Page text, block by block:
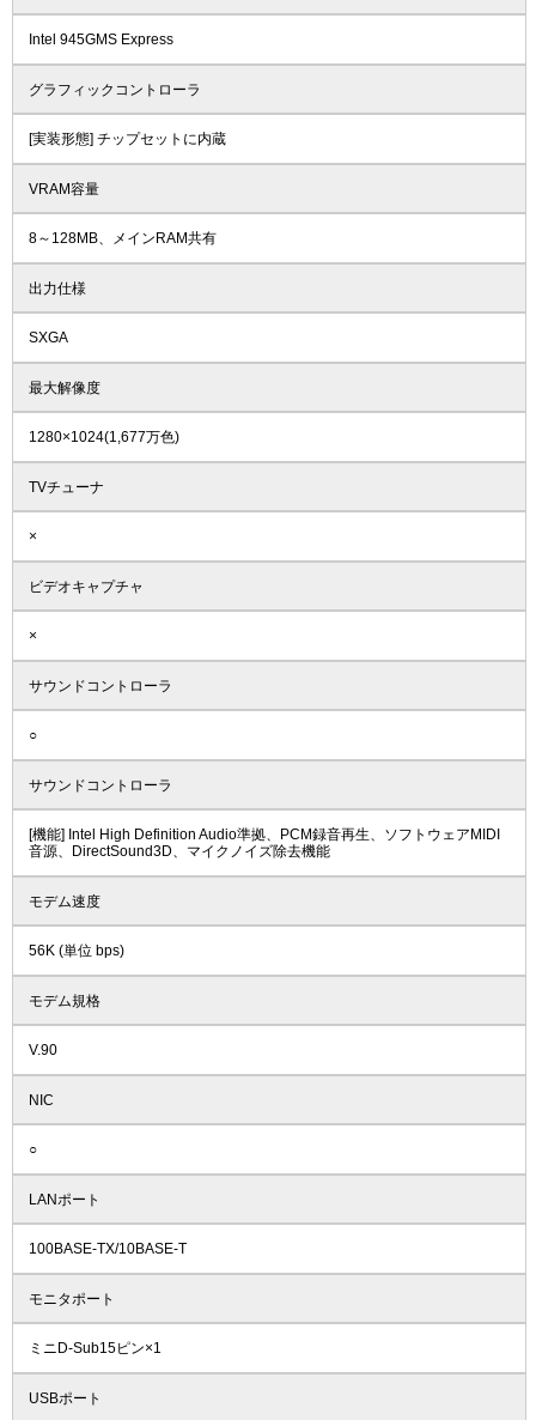
Intel 945GMS Express
グラフィックコントローラ
[実装形態] チップセットに内蔵
VRAM容量
8～128MB、メインRAM共有
出力仕様
SXGA
最大解像度
1280×1024(1,677万色)
TVチューナ
×
ビデオキャプチャ
×
サウンドコントローラ
○
サウンドコントローラ
[機能] Intel High Definition Audio準拠、PCM録音再生、ソフトウェアMIDI
音源、DirectSound3D、マイクノイズ除去機能
モデム速度
56K (単位 bps)
モデム規格
V.90
NIC
○
LANポート
100BASE-TX/10BASE-T
モニタポート
ミニD-Sub15ピン×1
USBポート